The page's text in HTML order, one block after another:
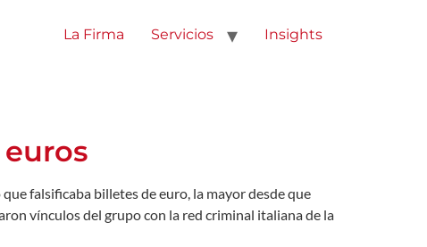
La Firma Servicios Insights
falsificaba billetes de euro, la mayor desde que
vínculos del grupo con la red criminal italiana de la